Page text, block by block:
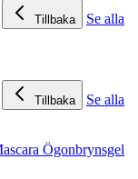
Tillbaka
Se alla
Tillbaka
Se alla
Ögonbrynsgel